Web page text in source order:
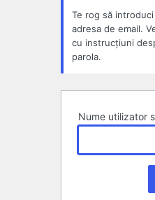
Te rog să
adresa de email.
cu instrucțiuni
parola.
Nume utilizator